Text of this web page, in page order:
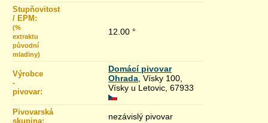
Stupňovitost
/ EPM:
(%
extraktu
původní
mladiny)
12.00 °
Výrobce
-
pivovar:
Domácí pivovar
Ohrada , Vísky 100,
Vísky u Letovic, 67933
Pivovarská
skupina:
nezávislý pivovar